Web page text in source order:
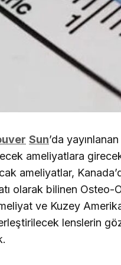
Sun’da
ameliyatlara
ameliyatlar,
olarak bilinen
ve Kuzey
lenslerin